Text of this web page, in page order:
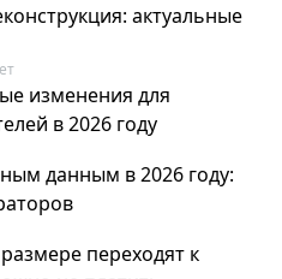
актуальные
изменения для
в 2026 году
данным в 2026 году:
переходят к